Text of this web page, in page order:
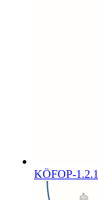
KÖFOP-